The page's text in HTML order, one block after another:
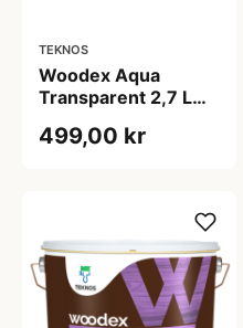
TEKNOS
Woodex Aqua
Transparent 2,7 L
499,00 kr